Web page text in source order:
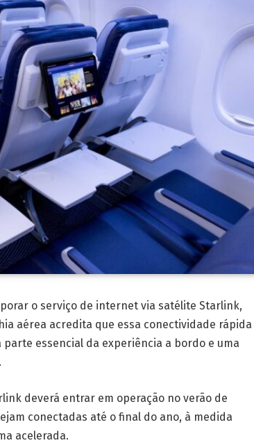
o serviço de internet via satélite Starlink,
aérea acredita que essa conectividade rápida
essencial da experiência a bordo e uma
deverá entrar em operação no verão de
conectadas até o final do ano, à medida
acelerada.